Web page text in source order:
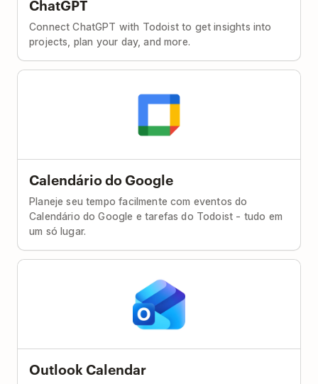
ChatGPT
Connect ChatGPT with Todoist to get insights into
projects, plan your day, and more.
Calendário do Google
Planeje seu tempo facilmente com eventos do
Calendário do Google e tarefas do Todoist - tudo em
um só lugar.
Outlook Calendar